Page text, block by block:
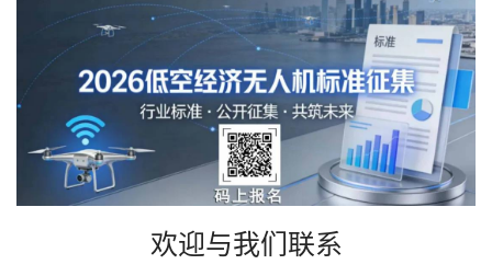
欢迎与我们联系